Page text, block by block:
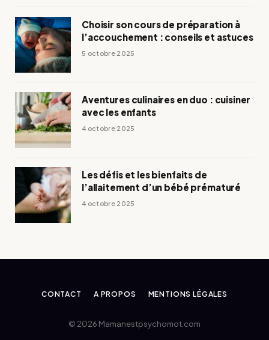
Choisir son cours de préparation à
l’accouchement : conseils et astuces
5 octobre 2025
Aventures culinaires en duo : cuisiner
avec les enfants
4 octobre 2025
Les défis et les bienfaits de
l’allaitement d’un bébé prématuré
4 octobre 2025
CONTACT A PROPOS MENTIONS LÉGALES
© 2026 Mamanestpsychomot.com